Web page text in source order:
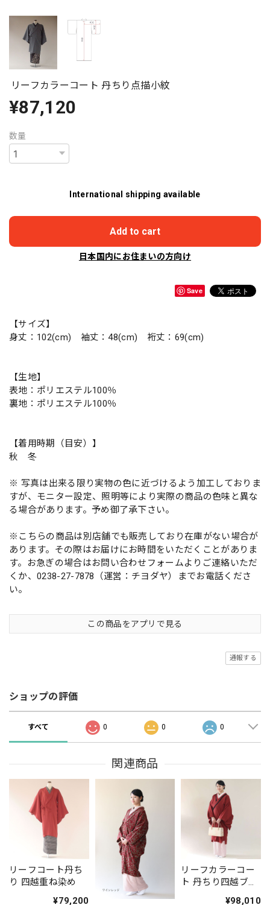
リーフカラーコート 丹ちり点描小紋
¥87,120
数量
International shipping available
Add to cart
日本国内にお住まいの方向け
Save
【サイズ】
身丈：102(cm) 袖丈：48(cm) 裄丈：69(cm)
【生地】
表地：ポリエステル100％
裏地：ポリエステル100％
【着用時期（目安）】
秋 冬
※ 写真は出来る限り実物の色に近づけるよう加工しておりま
すが、モニター設定、照明等により実際の商品の色味と異な
る場合があります。予め御了承下さい。
※こちらの商品は別店舗でも販売しており在庫がない場合が
あります。その際はお届けにお時間をいただくことがありま
す。お急ぎの場合はお問い合わせフォームよりご連絡いただ
くか、0238-27-7878（運営：チヨダヤ）までお電話くださ
い。
この商品をアプリで見る
通報する
ショップの評価
すべて 0 0 0
関連商品
リーフコート丹ち
り 四越重ね染め
¥79,200
リーフカラーコー
ト 丹ちり四越ブレ
¥98,010